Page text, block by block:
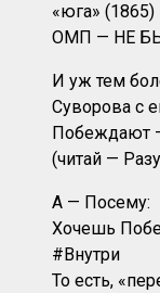
«юга» (1865)
ОМП — НЕ
И уж тем
Суворова с
Побеждают
(читай —
А — Посему:
Хочешь
#Внутри
То есть,